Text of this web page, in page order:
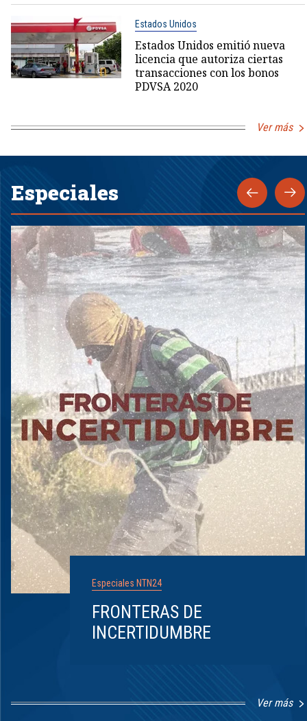
Estados Unidos
Estados Unidos emitió nueva
licencia que autoriza ciertas
transacciones con los bonos
PDVSA 2020
Ver más
Especiales
Especiales NTN24
FRONTERAS DE
INCERTIDUMBRE
Ver más